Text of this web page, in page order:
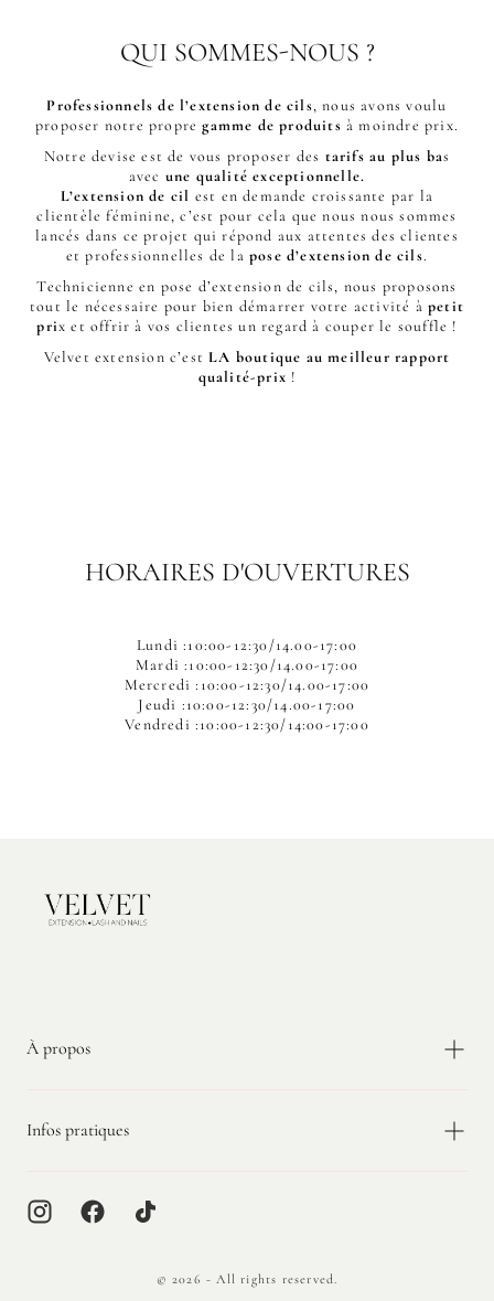
QUI SOMMES-NOUS ?
Professionnels de l’extension de cils, nous avons voulu
proposer notre propregamme de produits à moindre prix.
Notre devise est de vous proposer des tarifs au plus bas
avec une qualité exceptionnelle.
L’extension de cil est en demande croissante par la
clientèle féminine, c’est pour cela que nous nous sommes
lancés dans ce projet qui répond aux attentes des clientes
et professionnelles de lapose d’extension de cils.
Technicienne en pose d’extension de cils, nous proposons
tout le nécessaire pour bien démarrer votre activité à petit
prix et offrir à vos clientes un regard à couper le souffle !
Velvet extension c’estLA boutique au meilleur rapport
qualité-prix !
HORAIRES D'OUVERTURES
Lundi :10:00-12:30/14.00-17:00
Mardi :10:00-12:30/14.00-17:00
Mercredi :10:00-12:30/14.00-17:00
Jeudi :10:00-12:30/14.00-17:00
Vendredi :10:00-12:30/14:00-17:00
À propos
Infos pratiques
© 2026 - All rights reserved.